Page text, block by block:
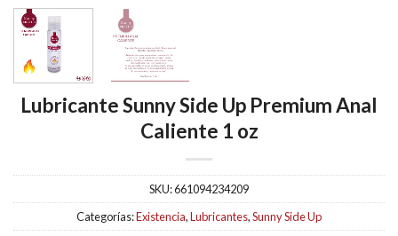
Lubricante Sunny Side Up Premium Anal
Caliente 1 oz
SKU:661094234209
Categorías:Existencia,Lubricantes,Sunny Side Up